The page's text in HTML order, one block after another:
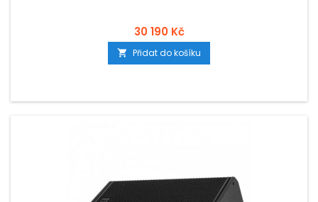
30 190 Kč
 Přidat do košíku